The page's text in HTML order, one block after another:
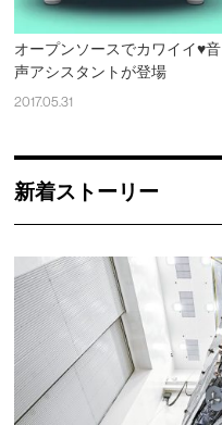
オープンソースでカワイイ♥音
声アシスタントが登場
2017.05.31
新着ストーリー